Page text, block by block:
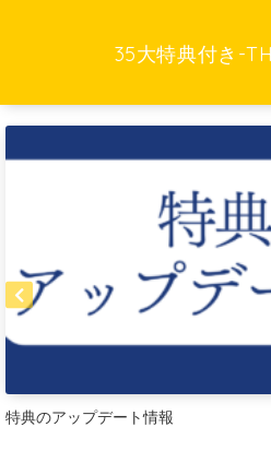
35大特典付き-
報